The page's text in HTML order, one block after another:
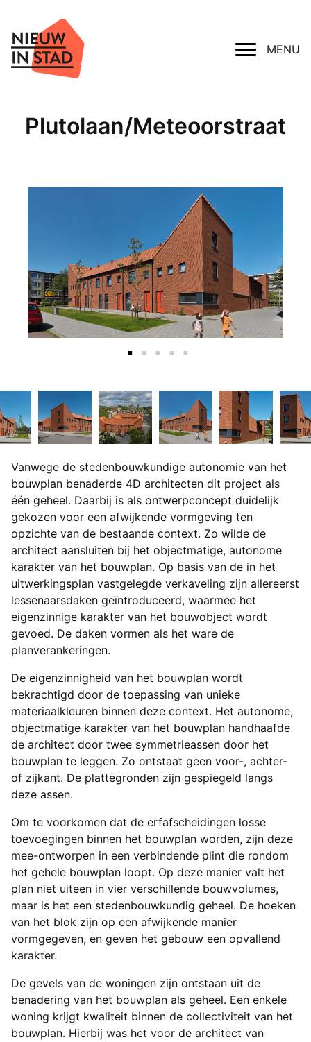
MENU
Plutolaan/Meteoorstraat
Vanwege de stedenbouwkundige autonomie van het
bouwplan benaderde 4D architecten dit project als
één geheel. Daarbij is als ontwerpconcept duidelijk
gekozen voor een afwijkende vormgeving ten
opzichte van de bestaande context. Zo wilde de
architect aansluiten bij het objectmatige, autonome
karakter van het bouwplan. Op basis van de in het
uitwerkingsplan vastgelegde verkaveling zijn allereerst
lessenaarsdaken geïntroduceerd, waarmee het
eigenzinnige karakter van het bouwobject wordt
gevoed. De daken vormen als het ware de
planverankeringen.
De eigenzinnigheid van het bouwplan wordt
bekrachtigd door de toepassing van unieke
materiaalkleuren binnen deze context. Het autonome,
objectmatige karakter van het bouwplan handhaafde
de architect door twee symmetrieassen door het
bouwplan te leggen. Zo ontstaat geen voor-, achter-
of zijkant. De plattegronden zijn gespiegeld langs
deze assen.
Om te voorkomen dat de erfafscheidingen losse
toevoegingen binnen het bouwplan worden, zijn deze
mee-ontworpen in een verbindende plint die rondom
het gehele bouwplan loopt. Op deze manier valt het
plan niet uiteen in vier verschillende bouwvolumes,
maar is het een stedenbouwkundig geheel. De hoeken
van het blok zijn op een afwijkende manier
vormgegeven, en geven het gebouw een opvallend
karakter.
De gevels van de woningen zijn ontstaan uit de
benadering van het bouwplan als geheel. Een enkele
woning krijgt kwaliteit binnen de collectiviteit van het
bouwplan. Hierbij was het voor de architect van